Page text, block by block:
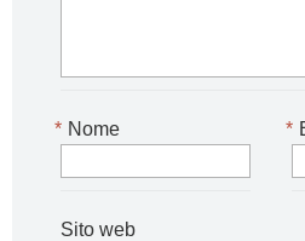
Nome
* *
Sito web